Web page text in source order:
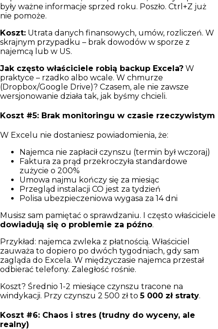
były ważne informacje sprzed roku. Poszło. Ctrl+Z już
nie pomoże.
Koszt: Utrata danych finansowych, umów, rozliczeń. W
skrajnym przypadku – brak dowodów w sporze z
najemcą lub w US.
Jak często właściciele robią backup Excela? W
praktyce – rzadko albo wcale. W chmurze
(Dropbox/Google Drive)? Czasem, ale nie zawsze
wersjonowanie działa tak, jak byśmy chcieli.
Koszt #5: Brak monitoringu w czasie rzeczywistym
W Excelu nie dostaniesz powiadomienia, że:
Najemca nie zapłacił czynszu (termin był wczoraj)
Faktura za prąd przekroczyła standardowe
zużycie o 200%
Umowa najmu kończy się za miesiąc
Przegląd instalacji CO jest za tydzień
Polisa ubezpieczeniowa wygasa za 14 dni
Musisz sam pamiętać o sprawdzaniu. I często właściciele
dowiadują się o problemie za późno.
Przykład: najemca zwleka z płatnością. Właściciel
zauważa to dopiero po dwóch tygodniach, gdy sam
zagląda do Excela. W międzyczasie najemca przestał
odbierać telefony. Zaległość rośnie.
Koszt? Średnio 1-2 miesiące czynszu tracone na
windykacji. Przy czynszu 2 500 zł to5 000 zł straty.
Koszt #6: Chaos i stres (trudny do wyceny, ale
realny)